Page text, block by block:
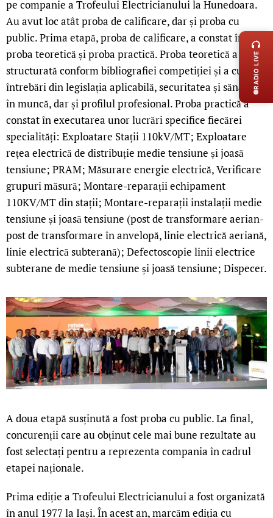
pe companie a Trofeului Electricianului la Hunedoara.
Au avut loc atât proba de calificare, dar și proba cu
public. Prima etapă, proba de calificare, a constat în
proba teoretică și proba practică. Proba teoretică a fost
structurată conform bibliografiei competiției și a cuprins
întrebări din legislația aplicabilă, securitatea și sănătatea
în muncă, dar și profilul profesional. Proba practică a
constat în executarea unor lucrări specifice fiecărei
specialități: Exploatare Stații 110kV/MT; Exploatare
rețea electrică de distribuție medie tensiune și joasă
tensiune; PRAM; Măsurare energie electrică, Verificare
grupuri măsură; Montare-reparații echipament
110KV/MT din stații; Montare-reparații instalații medie
tensiune și joasă tensiune (post de transformare aerian-
post de transformare în anvelopă, linie electrică aeriană,
linie electrică subterană); Defectoscopie linii electrice
subterane de medie tensiune și joasă tensiune; Dispecer.
A doua etapă susținută a fost proba cu public. La final,
concurenții care au obținut cele mai bune rezultate au
fost selectați pentru a reprezenta compania în cadrul
etapei naționale.
Prima ediție a Trofeului Electricianului a fost organizată
în anul 1977 la Iași. În acest an, marcăm ediția cu
RADIO LIVE